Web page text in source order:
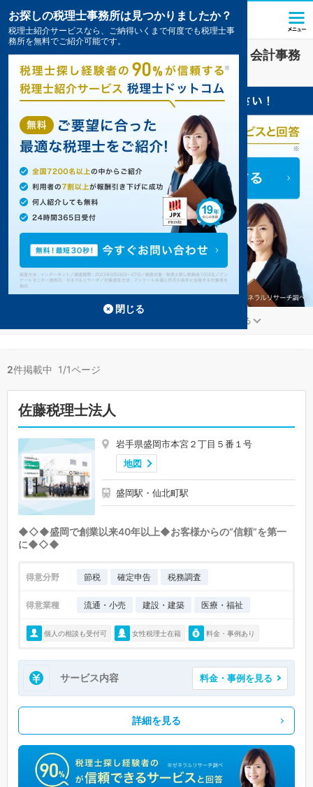
教育業界に強い盛岡市(岩手県)の税理士・会計事務
所の一覧2件掲載中
もっと見る
2件掲載中 1/1ページ
佐藤税理士法人
岩手県盛岡市本宮２丁目５番１号
地図
盛岡駅・仙北町駅
◆◇◆盛岡で創業以来40年以上◆お客様からの“信頼”を第一
に◆◇◆
得意分野 節税 確定申告 税務調査
得意業種 流通・小売 建設・建築 医療・福祉
個人の相談も受付可 女性税理士在籍 料金・事例あり
サービス内容 料金・事例を見る
詳細を見る
お探しの税理士事務所は見つかりましたか？
税理士紹介サービスなら、ご納得いくまで何度でも税理士事
務所を無料でご紹介可能です。
閉じる